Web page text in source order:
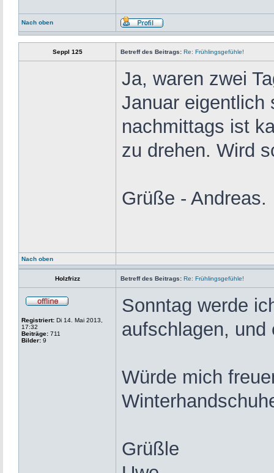
Nach oben
Seppl 125 Betreff des Beitrags: Re: Frühlingsgefühle!
Ja, waren zwei
Januar eigentlich
nachmittags ist
zu drehen. Wird
Grüße - Andreas.
Nach oben
Holzfrizz Betreff des Beitrags: Re: Frühlingsgefühle!
Registriert: Di 14. Mai 2013,
17:32
Beiträge: 711
Bilder: 9
Sonntag werde
aufschlagen, und
Würde mich
Grüßle